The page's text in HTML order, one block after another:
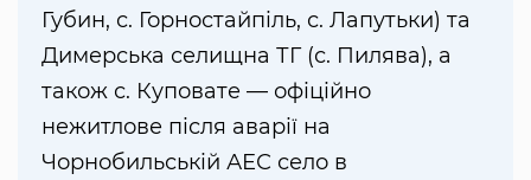
Губин, с. Горностайпіль, с. Лапутьки) та
Димерська селищна ТГ (с. Пилява), а
також с. Куповате — офіційно
нежитлове після аварії на
Чорнобильській АЕС село в